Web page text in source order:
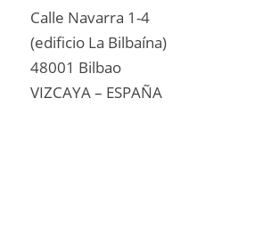
Calle Navarra 1-4
(edificio La Bilbaína)
48001 Bilbao
VIZCAYA – ESPAÑA